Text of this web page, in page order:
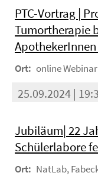
PTC-Vortrag |
Tumortherapie
Ort: online Webinar
25.09.2024 |
Jubiläum| 22
Schülerlabore
Ort: NatLab,